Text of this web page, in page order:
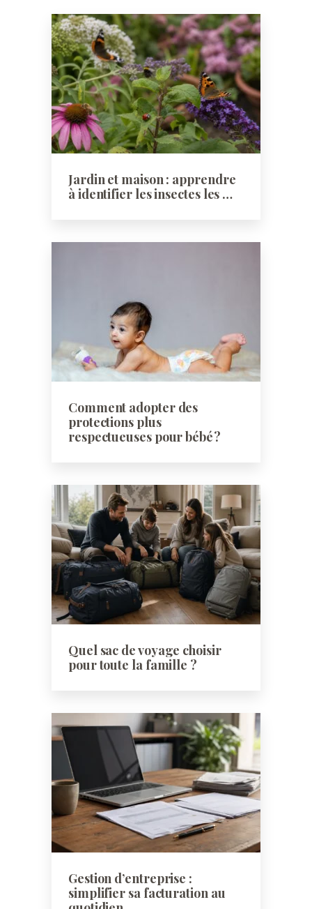
Jardin et maison : apprendre
à identifier les insectes les …
Comment adopter des
protections plus
respectueuses pour bébé ?
Quel sac de voyage choisir
pour toute la famille ?
Gestion d’entreprise :
simplifier sa facturation au